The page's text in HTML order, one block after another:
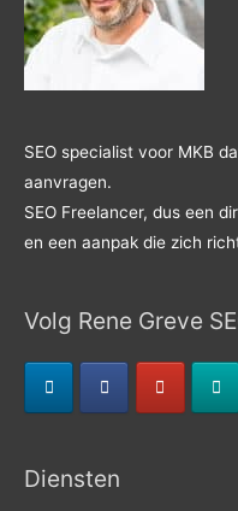
SEO specialist voor MKB
aanvragen.
SEO Freelancer, dus een
en een aanpak die zich
Volg Rene Greve
Diensten